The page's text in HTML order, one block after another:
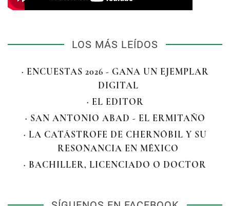
LOS MÁS LEÍDOS
· ENCUESTAS 2026 - GANA UN EJEMPLAR
DIGITAL
· EL EDITOR
· SAN ANTONIO ABAD - EL ERMITAÑO
· LA CATÁSTROFE DE CHERNÓBIL Y SU
RESONANCIA EN MÉXICO
· BACHILLER, LICENCIADO O DOCTOR